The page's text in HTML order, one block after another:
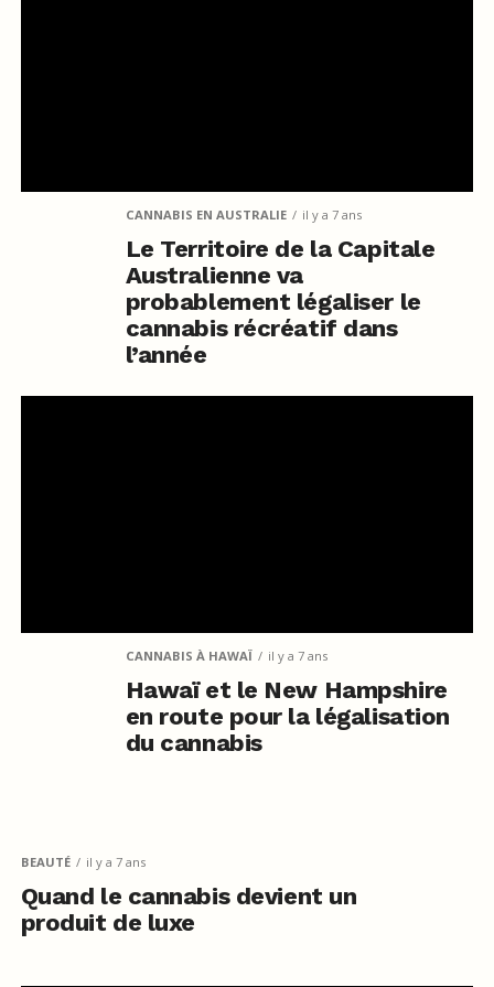
CANNABIS EN AUSTRALIE il y a 7 ans
Le Territoire de la Capitale
Australienne va
probablement légaliser le
cannabis récréatif dans
l’année
CANNABIS À HAWAÏ il y a 7 ans
Hawaï et le New Hampshire
en route pour la légalisation
du cannabis
BEAUTÉ il y a 7 ans
Quand le cannabis devient un
produit de luxe